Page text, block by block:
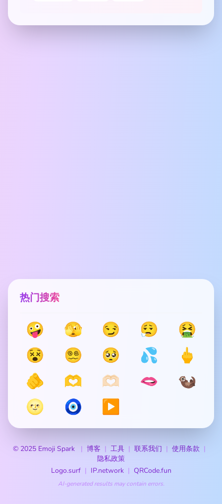
热门搜索
🤪 🫣 😏 😮‍💨
🤮
😵
😵‍💫 🥺 💦
🖕
🫵
🫶 🫶🏻 🫦
🦦
🌝
🧿 ▶️
© 2025 Emoji Spark 博客 工具 联系我们
使用条款
隐私政策
Logo.surf
IP.network QRCode.fun
AI-generated results may contain errors.